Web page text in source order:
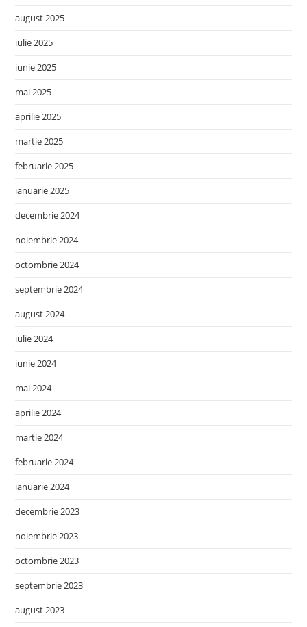
august 2025
iulie 2025
iunie 2025
mai 2025
aprilie 2025
martie 2025
februarie 2025
ianuarie 2025
decembrie 2024
noiembrie 2024
octombrie 2024
septembrie 2024
august 2024
iulie 2024
iunie 2024
mai 2024
aprilie 2024
martie 2024
februarie 2024
ianuarie 2024
decembrie 2023
noiembrie 2023
octombrie 2023
septembrie 2023
august 2023